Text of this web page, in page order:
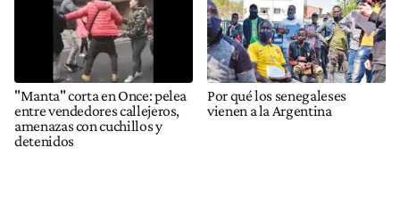
"Manta" corta en Once: pelea
entre vendedores callejeros,
amenazas con cuchillos y
detenidos
Por qué los senegaleses
vienen a la Argentina